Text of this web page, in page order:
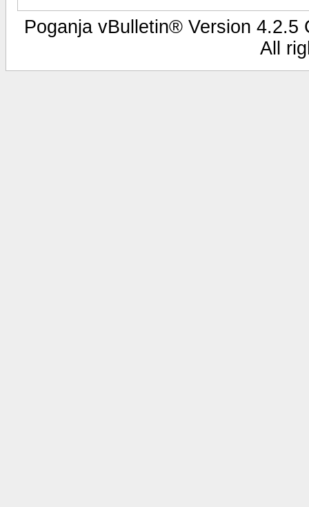
Poganja vBulletin® Version
All